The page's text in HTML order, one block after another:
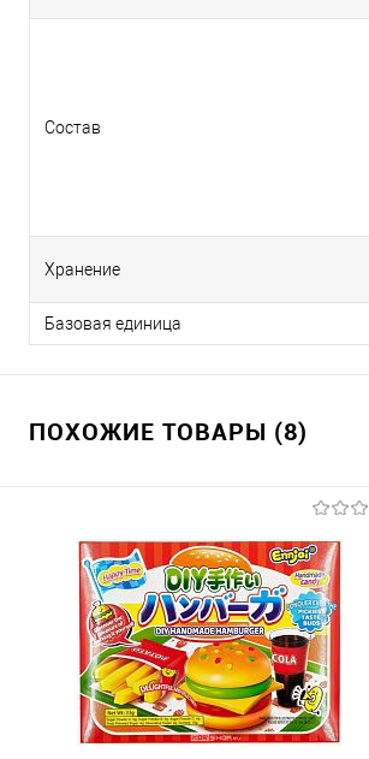
Состав
Хранение
Базовая единица
ПОХОЖИЕ ТОВАРЫ (8)